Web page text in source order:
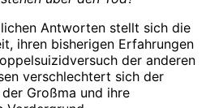
Antworten stellt sich die
ihren bisherigen Erfahrungen
der anderen
verschlechtert sich der
Großma und ihre